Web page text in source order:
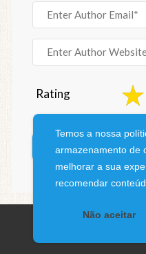
Rating
Temos a nossa
armazenamento de
melhorar a sua
recomendar
Não aceitar